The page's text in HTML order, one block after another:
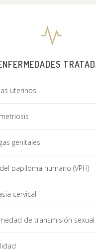
uterinos
genitales
papiloma humano (VPH)
cervical
de transmisión sexual